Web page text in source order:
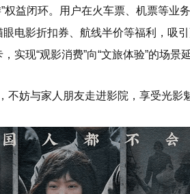
权益闭环。用户在火车票、机票等业
电影折扣券、航线半价等福利，吸引
现“观影消费”向“文旅体验”的场景延
妨与家人朋友走进影院，享受光影